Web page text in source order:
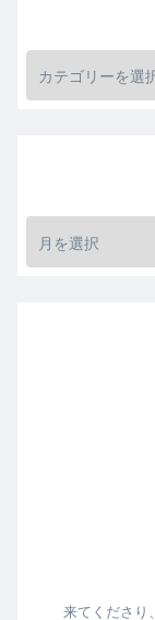
来てくださり